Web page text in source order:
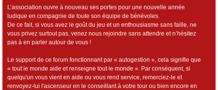
L’association ouvre à nouveau ses portes pour une nouvelle année
ludique en compagnie de toute son équipe de bénévoles.
De ce fait, si vous avez le goût du jeu et un enthousiasme sans faille, ne
vous privez surtout pas, venez nous rejoindre sans attendre et n’hésitez
pas à en parler autour de vous !
Le support de ce forum fonctionnant par « autogestion », cela signifie que
« tout le monde aide et renseigne tout le monde ». Par conséquent, si
quelqu'un vous vient en aide ou vous rend service, remerciez-le et
renvoyez-lui l'ascenseur en le conseillant à votre tour ou bien encore en